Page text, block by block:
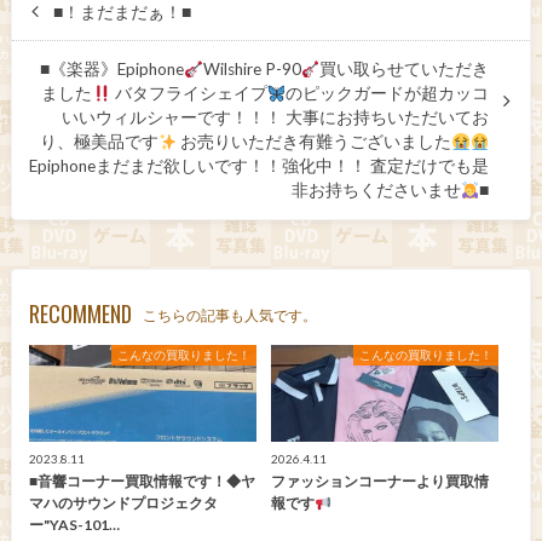
■！まだまだぁ！■
■《楽器》Epiphone Wilshire P-90
買い取らせていただき
ました
バタフライシェイプ
のピックガードが超カッコ
いいウィルシャーです！！！ 大事にお持ちいただいてお
り、極美品です
お売りいただき有難うございました
Epiphoneまだまだ欲しいです！！強化中！！ 査定だけでも是
非お持ちくださいませ
■
RECOMMEND こちらの記事も人気です。
こんなの買取りました！
2023.8.11
■音響コーナー買取情報です！◆ヤ
マハのサウンドプロジェクタ
ー"YAS-101…
こんなの買取りました！
2026.4.11
ファッションコーナーより買取情
報です